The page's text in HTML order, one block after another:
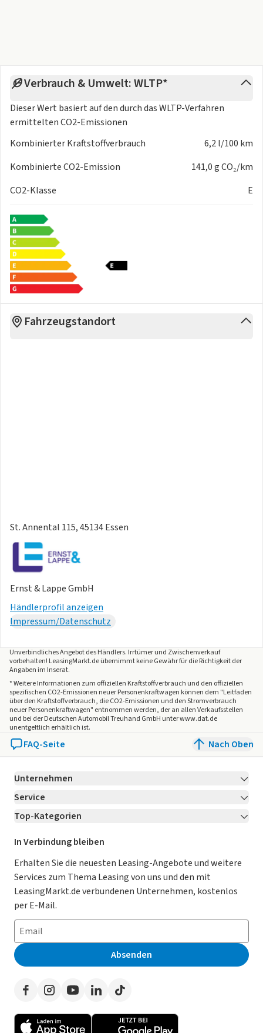
EUR 55.920,- inkl. MwSt. | 1. Hand BMW Fleet | Deutsches
Verbrauch & Umwelt: WLTP*
Dieser Wert basiert auf den durch dasWLTP-Verfahren
ermittelten CO2-Emissionen
Kombinierter Kraftstoffverbrauch
6,2 l/100 km
Kombinierte CO2-Emission
141,0 g CO₂/km
CO2-Klasse
E
Fahrzeugstandort
St. Annental 115, 45134 Essen
Ernst & Lappe GmbH
Händlerprofil anzeigen
Impressum/Datenschutz
Unverbindliches Angebot desHändlers. Irrtümer und Zwischenverkauf
vorbehalten! LeasingMarkt.de übernimmt keine Gewähr für die Richtigkeit der
Angaben im Inserat.
* Weitere Informationen zum offiziellen Kraftstoffverbrauch und den offiziellen
spezifischen CO2-Emissionen neuer Personenkraftwagen können dem "Leitfaden
über den Kraftstoffverbrauch, die CO2-Emissionen und den Stromverbrauch
neuer Personenkraftwagen" entnommen werden, der an allen Verkaufsstellen
und bei der Deutschen Automobil Treuhand GmbH unter www.dat.de
unentgeltlich erhältlich ist.
FAQ-Seite Nach Oben
Unternehmen
Über LeasingMarkt.de
Karriere Jetzt bewerben!
Für Händler
Kooperation mit AutoScout24
AGB
Datenschutz
Impressum
Erklärung zur Barrierefreiheit
Presse
Service
Kontakt
Ratgeber
Magazin
Datenschutz-Einstellungen
So funktioniert’s
Häufig gestellte Fragen
Leasing-Lexikon
Auto-Tests
Werben auf LeasingMarkt.de
Top-Kategorien
Leasing Deals
Gebrauchtwagen Leasing
Leasing ohne Anzahlung
E-Auto Leasing
Privatleasing
Leasing-Vergleiche
Herstellerverzeichnis
Händlerverzeichnis
In Verbindung bleiben
Erhalten Sie die neuesten Leasing-Angebote und weitere
Services zum Thema Leasing von uns und den mit
LeasingMarkt.de verbundenen Unternehmen, kostenlos
per E-Mail.
Absenden